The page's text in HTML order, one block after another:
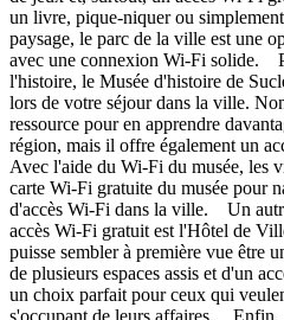
un livre, pique-niquer ou
paysage, le parc de la ville est une
avec une connexion Wi-Fi solide.
l'histoire, le Musée d'histoire de
lors de votre séjour dans la ville.
ressource pour en apprendre
région, mais il offre également un
Avec l'aide du Wi-Fi du musée, les
carte Wi-Fi gratuite du musée pour
d'accès Wi-Fi dans la ville. Un
accès Wi-Fi gratuit est l'Hôtel de
puisse sembler à première vue être
de plusieurs espaces assis et d'un
un choix parfait pour ceux qui
s'occupant de leurs affaires. Enfin,